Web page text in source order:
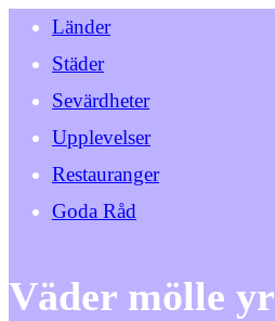
Länder
Städer
Sevärdheter
Upplevelser
Restauranger
Goda Råd
Väder mölle yr